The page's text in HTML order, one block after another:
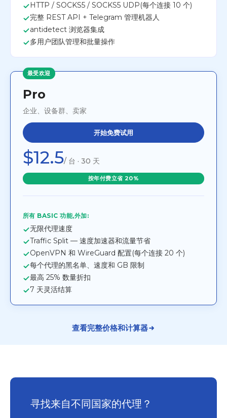
HTTP / SOCKS5 / SOCKS5 UDP(每个连接 10 个)
完整 REST API + Telegram 管理机器人
antidetect 浏览器集成
多用户团队管理和批量操作
最受欢迎
Pro
企业、设备群、卖家
开始免费试用
$12.5/ 台 · 30 天
按年付费立省 20%
所有 BASIC 功能,外加:
无限代理速度
Traffic Split — 速度加速器和流量节省
OpenVPN 和 WireGuard 配置(每个连接 20 个)
每个代理的黑名单、速度和 GB 限制
最高 25% 数量折扣
7 天灵活结算
查看完整价格和计算器
寻找来自不同国家的代理？